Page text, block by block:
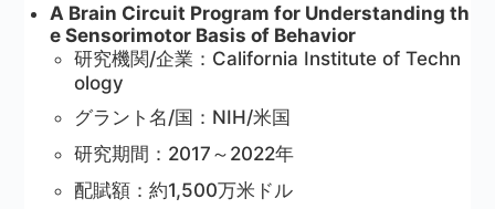
A Brain Circuit Program for Understanding th
e Sensorimotor Basis of Behavior
研究機関/企業：California Institute of Techn
ology
グラント名/国：NIH/米国
研究期間：2017～2022年
配賦額：約1,500万米ドル